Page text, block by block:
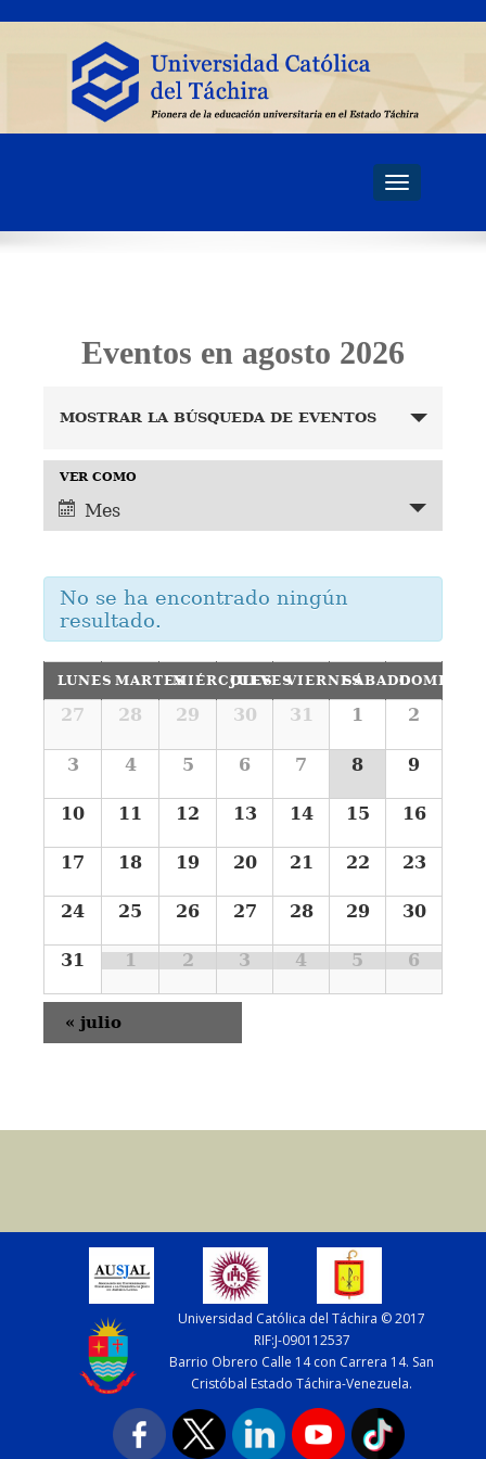
Toggle
Eventos en agosto 2026
Navegación
búsqueda
de
Eventos
MOSTRAR LA BÚSQUEDA DE EVENTOS
Navegación
de
vistas
Evento
VER COMO
Mes
No se ha encontrado ningún
resultado.
Calendario
de
Eventos
Calendario
LUNES MARTESMIÉRCOLES
JUEVESVIERNESSÁBADODOMINGO
27 28 29 30 31 1 2
3 4 5 6 7 8 9
10 11 12 13 14 15 16
17 18 19 20 21 22 23
24 25 26 27 28 29 30
31 1 2 3 4 5 6
« julio
Universidad Católica del Táchira © 2017
RIF:J-090112537
Barrio Obrero Calle 14 con Carrera 14. San
Cristóbal Estado Táchira-Venezuela.